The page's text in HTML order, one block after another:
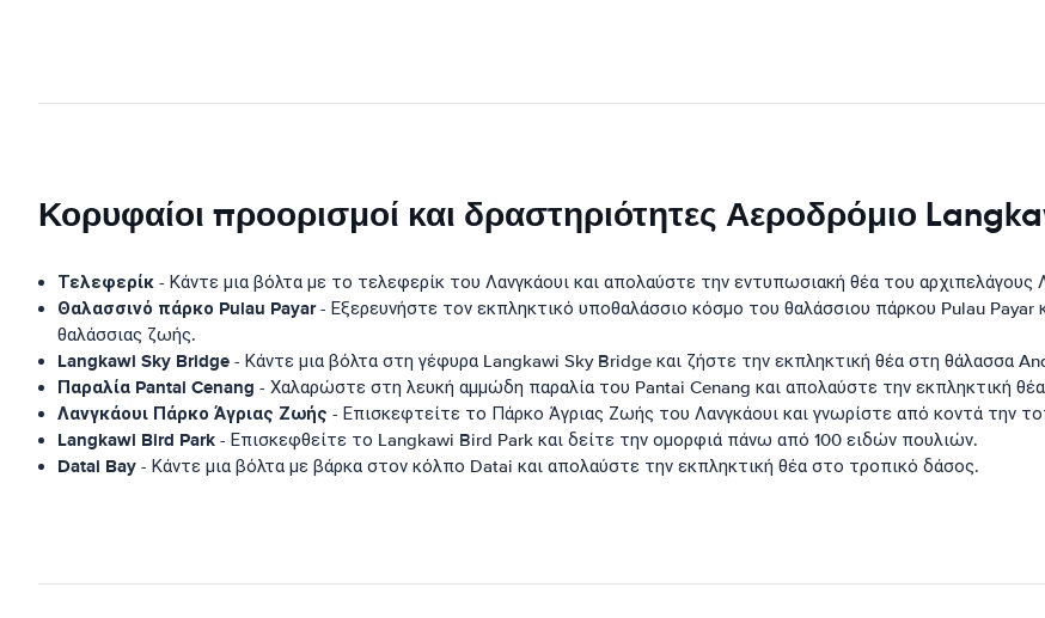
Κορυφαίοι προορισμοί και δραστηριότητες Αεροδρόμιο
Τελεφερίκ - Κάντε μια βόλτα με το τελεφερίκ του Λανγκάουι και απολαύστε την εντυπωσιακή θέα του αρχιπελάγους
Θαλασσινό πάρκο Pulau Payar- Εξερευνήστε τον εκπληκτικό υποθαλάσσιο κόσμο του θαλάσσιου πάρκου Pulau
θαλάσσιας ζωής.
Langkawi Sky Bridge - Κάντε μια βόλτα στη γέφυρα Langkawi Sky Bridge και ζήστε την εκπληκτική θέα στη θάλασσα
Παραλία Pantai Cenang - Χαλαρώστε στη λευκή αμμώδη παραλία του Pantai Cenang και απολαύστε την εκπληκτική
Λανγκάουι Πάρκο Άγριας Ζωής - Επισκεφτείτε το Πάρκο Άγριας Ζωής του Λανγκάουι και γνωρίστε από κοντά την
Langkawi Bird Park - Επισκεφθείτε το Langkawi Bird Park και δείτε την ομορφιά πάνω από 100 ειδών πουλιών.
Datai Bay - Κάντε μια βόλτα με βάρκα στον κόλπο Datai και απολαύστε την εκπληκτική θέα στο τροπικό δάσος.